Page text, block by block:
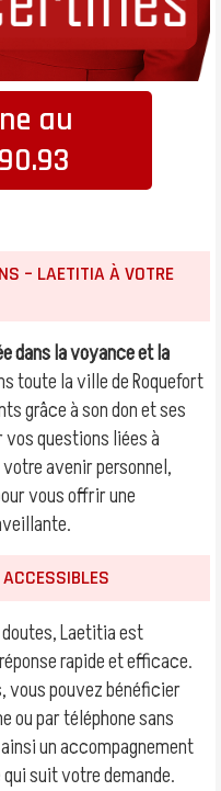
au
– LAETITIA À VOTRE
dans la voyance et la
toute la ville de Roquefort
grâce à son don et ses
questions liées à
avenir personnel,
vous offrir une
Laetitia est
rapide et efficace.
vous pouvez bénéficier
ou par téléphone sans
un accompagnement
suit votre demande.